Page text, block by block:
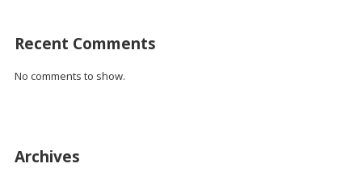
Recent Comments
No comments to show.
Archives